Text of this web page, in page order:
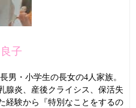
子
男・小学生の長女の4人家族。
腺炎、産後クライシス、保活失
経験から『特別なことをするの